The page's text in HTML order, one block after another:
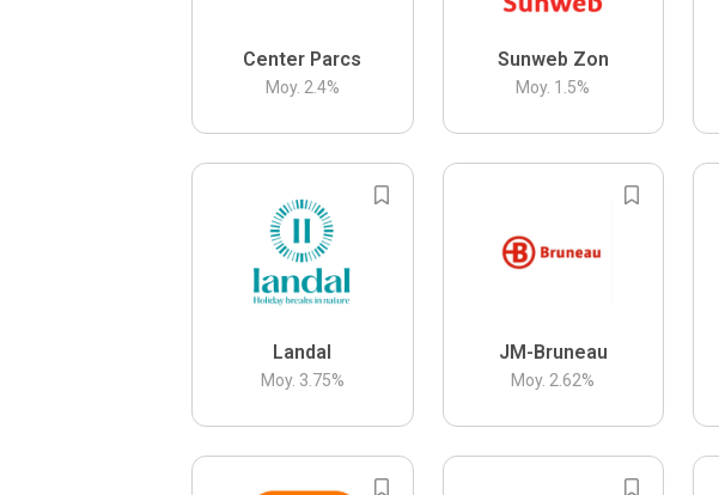
Center Parcs
Moy. 2.4%
Sunweb Zon
Moy. 1.5%
Landal
Moy. 3.75%
JM-Bruneau
Moy. 2.62%